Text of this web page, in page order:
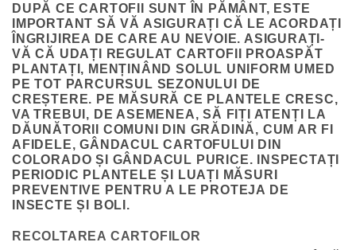
DUPĂ CE CARTOFII SUNT ÎN PĂMÂNT, ESTE
IMPORTANT SĂ VĂ ASIGURAȚI CĂ LE ACORDAȚI
ÎNGRIJIREA DE CARE AU NEVOIE. ASIGURAȚI-
VĂ CĂ UDAȚI REGULAT CARTOFII PROASPĂT
PLANTAȚI, MENȚINÂND SOLUL UNIFORM UMED
PE TOT PARCURSUL SEZONULUI DE
CREȘTERE. PE MĂSURĂ CE PLANTELE CRESC,
VA TREBUI, DE ASEMENEA, SĂ FIȚI ATENȚI LA
DĂUNĂTORII COMUNI DIN GRĂDINĂ, CUM AR FI
AFIDELE, GÂNDACUL CARTOFULUI DIN
COLORADO ȘI GÂNDACUL PURICE. INSPECTAȚI
PERIODIC PLANTELE ȘI LUAȚI MĂSURI
PREVENTIVE PENTRU A LE PROTEJA DE
INSECTE ȘI BOLI.
RECOLTAREA CARTOFILOR